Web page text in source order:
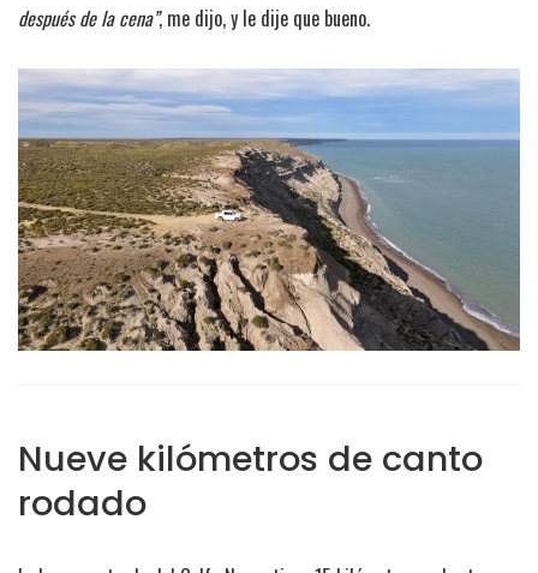
después de la cena”, me dijo, y le dije que bueno.
Nueve kilómetros de canto
rodado